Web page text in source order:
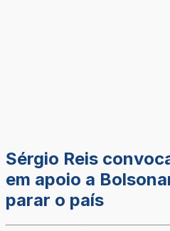
Sérgio Reis
em apoio a
parar o país